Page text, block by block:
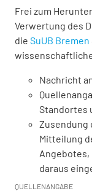
Frei zum
Verwertung des
die SuUB Bremen
Nachricht
Standortes
Zusendung
Mitteilung
Angebotes,
daraus
QUELLENANGABE